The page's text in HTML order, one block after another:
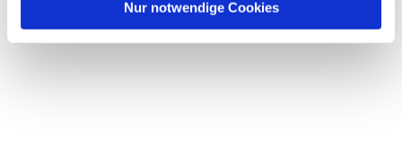
Nur notwendige Cookies